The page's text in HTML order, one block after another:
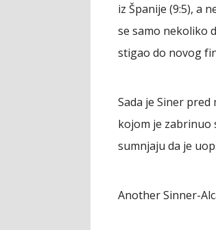
iz Španije (9:5), a
se samo nekoliko
stigao do novog
Sada je Siner
kojom je zabrinuo
sumnjaju da je
Another Sinner-